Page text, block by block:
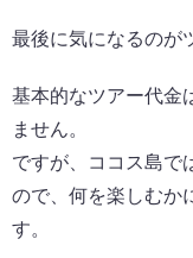
最後に気になるのが
基本的なツアー代金
ません。
ですが、ココス島で
ので、何を楽しむか
す。